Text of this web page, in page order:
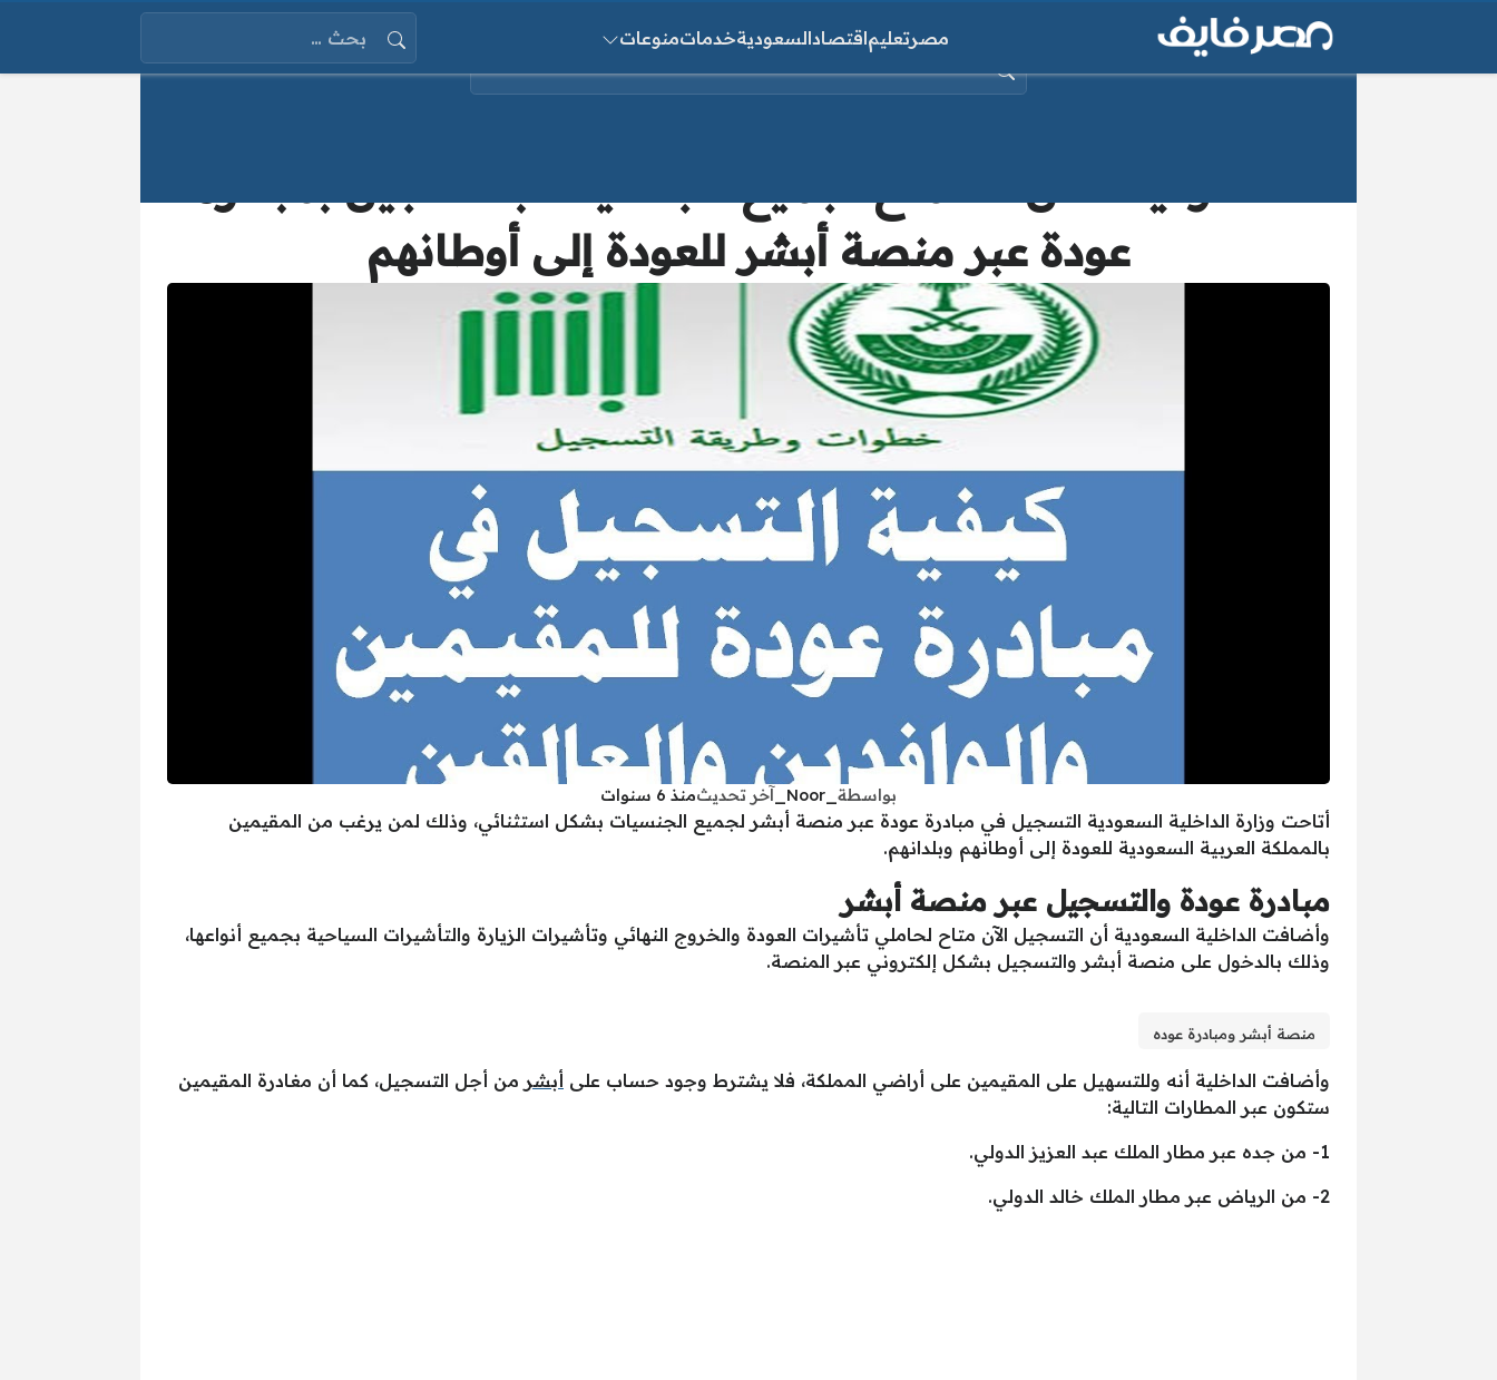
مصرتعليماقتصادالسعوديةخدماتمنوعات
البحث عن:
عودة عبر منصة أبشر للعودة إلى أوطانهم
بواسطة آخر تحديثمنذ 6 سنوات
أتاحت وزارة الداخلية السعودية التسجيل في مبادرة عودة عبر منصة أبشر لجميع الجنسيات بشكل استثنائي، وذلك لمن يرغب من المقيمين
بالمملكة العربية السعودية للعودة إلى أوطانهم وبلدانهم.
مبادرة عودة والتسجيل عبر منصة أبشر
وأضافت الداخلية السعودية أن التسجيل الآن متاح لحاملي تأشيرات العودة والخروج النهائي وتأشيرات الزيارة والتأشيرات السياحية بجميع أنواعها،
وذلك بالدخول على منصة أبشر والتسجيل بشكل إلكتروني عبر المنصة.
منصة أبشر ومبادرة عوده
وأضافت الداخلية أنه وللتسهيل على المقيمين على أراضي المملكة، فلا يشترط وجود حساب على أبشر من أجل التسجيل، كما أن مغادرة المقيمين
ستكون عبر المطارات التالية:
1- من جده عبر مطار الملك عبد العزيز الدولي.
2- من الرياض عبر مطار الملك خالد الدولي.